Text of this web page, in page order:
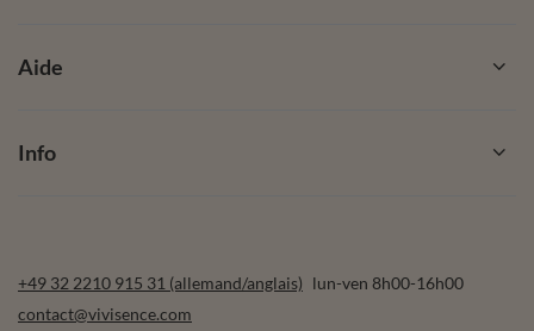
Aide
Info
+49 32 2210 915 31 (allemand/anglais) lun-ven 8h00-16h00
contact@vivisence.com